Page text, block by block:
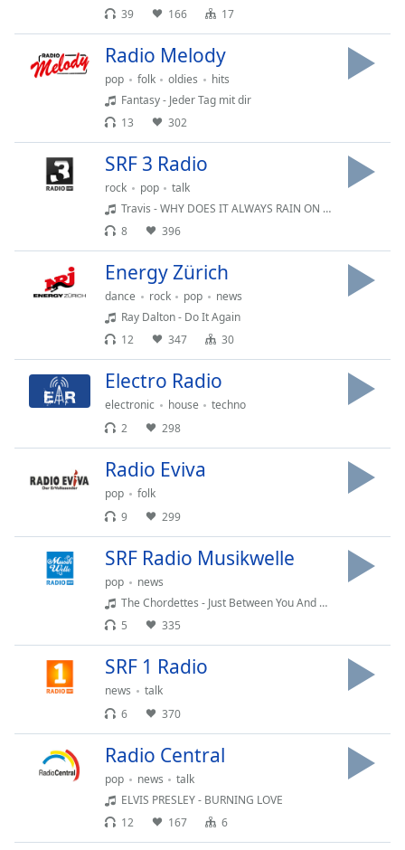
Picture-
in-
Beginning
cancel
close
window.
Opacity
Color
Caption
39
166 17
Radio Melody
pop folk oldies
hits
Fantasy - Jeder Tag mit dir
13
302
SRF 3 Radio
rock pop
talk
Travis - WHY DOES IT ALWAYS RAIN ON ME
8
396
Energy Zürich
dance rock pop
news
Ray Dalton - Do It Again
12
347 30
Electro Radio
electronic house
techno
2
298
Radio Eviva
pop
folk
9
299
SRF Radio Musikwelle
pop
news
The Chordettes - Just Between You And Me
5
335
SRF 1 Radio
news
talk
6
370
Radio Central
pop news
talk
ELVIS PRESLEY - BURNING LOVE
12
167 6